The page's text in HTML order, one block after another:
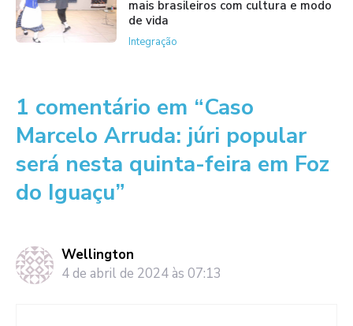
mais brasileiros com cultura e modo
de vida
Integração
1 comentário em “Caso
Marcelo Arruda: júri popular
será nesta quinta-feira em Foz
do Iguaçu”
Wellington
4 de abril de 2024 às 07:13